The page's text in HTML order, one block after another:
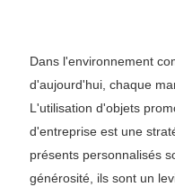
Dans l'environnement
d'aujourd'hui, chaque
L'utilisation d'objets
d'entreprise est une
présents personnalisés
générosité, ils sont un